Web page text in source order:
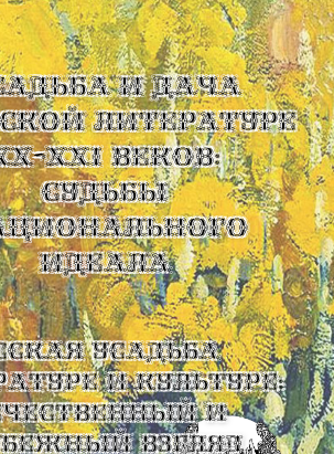
И ДАЧА
ЛИТЕРАТУРЕ
XXI ВЕКОВ:
СУДЬБЫ
ИДЕАЛА
усадьба
и культуре:
и
взгляд